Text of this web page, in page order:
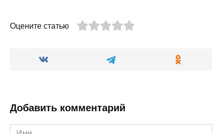
Оцените статью
Добавить комментарий
Имя